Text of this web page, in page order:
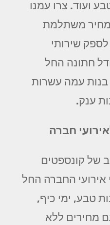
ועוד. צרו עמנו
משתלמת
שירותי
חתונה החל
בנות עמה עשרות
ענק.
חברה
של קונספטים
אירועי החברה החל
טבע, ימי כיף,
מחירים ללא